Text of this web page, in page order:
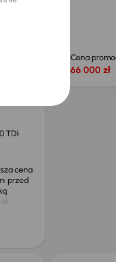
Cena
66 000 zł
TDI
cena
przed